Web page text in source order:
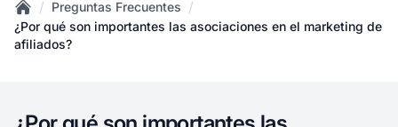
Home
/ Preguntas Frecuentes /
¿Por qué son importantes las asociaciones en el marketing de
afiliados?